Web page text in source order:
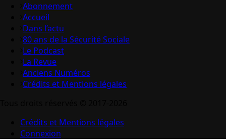
Abonnement
Accueil
Dans l’actu
80 ans de la Sécurité Sociale
Le Podcast
La Revue
Anciens Numéros
Crédits et Mentions légales
Crédits et Mentions légales
Connexion